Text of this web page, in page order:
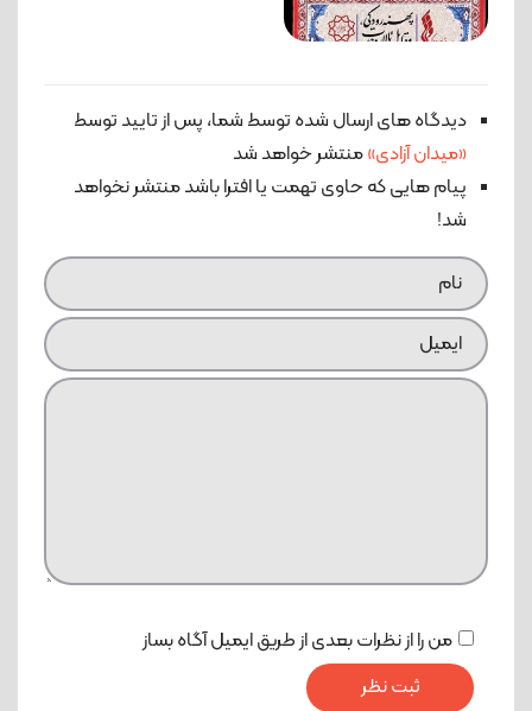
دیدگاه های ارسال شده توسط شما، پس از تایید توسط
«میدان آزادی»منتشر خواهد شد
پیام هایی که حاوی تهمت یا افترا باشد منتشر نخواهد
شد!
من را از نظرات بعدی از طریق ایمیل آگاه بساز